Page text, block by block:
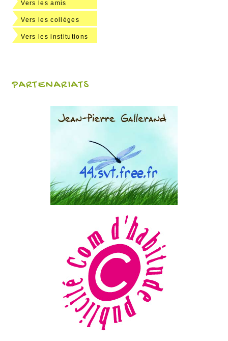
Vers les amis
Vers les collèges
Vers les institutions
PARTENARIATS